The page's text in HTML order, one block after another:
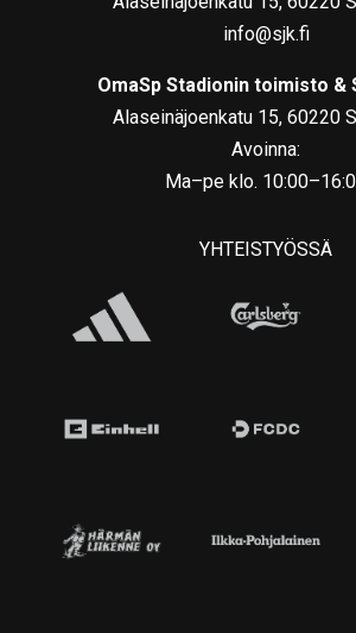
info@sjk.fi
OmaSp Stadionin toimisto &
Alaseinäjoenkatu 15, 60220
Avoinna:
Ma–pe klo.
YHTEISTYÖSSÄ